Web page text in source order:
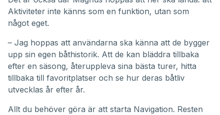
Aktiviteter inte känns som en funktion, utan som
något eget.
– Jag hoppas att användarna ska känna att de bygger
upp sin egen båthistorik. Att de kan bläddra tillbaka
efter en säsong, återuppleva sina bästa turer, hitta
tillbaka till favoritplatser och se hur deras båtliv
utvecklas år efter år.
Allt du behöver göra är att starta Navigation. Resten